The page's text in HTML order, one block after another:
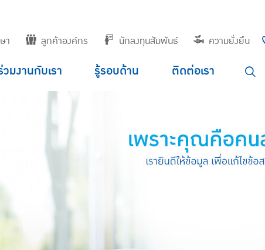
า ลูกค้าองค์กร นักลงทุนสัมพันธ์ ความยั่งยืน
วมงานกับเรา รู้รอบด้าน ติดต่อเรา